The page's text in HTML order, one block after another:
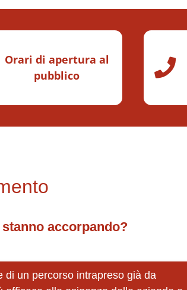
Orari di apertura al
pubblico
accorpando?
di un percorso intrapreso già da